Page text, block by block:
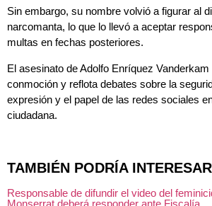
Sin embargo, su nombre volvió a figurar al
narcomanta, lo que lo llevó a aceptar
multas en fechas posteriores.
El asesinato de Adolfo Enríquez Vanderkam
conmoción y reflota debates sobre la
expresión y el papel de las redes sociales
ciudadana.
TAMBIÉN PODRÍA
Responsable de difundir el video del
Monserrat deberá responder ante Fiscalía